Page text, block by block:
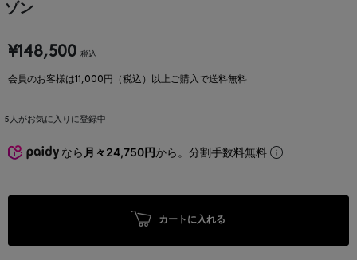
ゾン
¥148,500 税込
会員のお客様は11,000円（税込）以上ご購入で送料無料
5 人がお気に入りに登録中
なら 月々24,750円から。分割手数料無料
カートに入れる